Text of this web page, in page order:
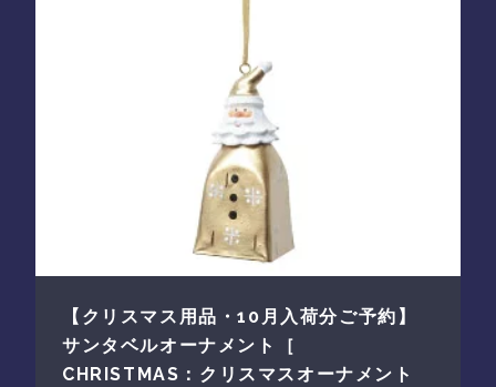
【クリスマス用品・10月入荷分ご予約】
サンタベルオーナメント［
CHRISTMAS：クリスマスオーナメント